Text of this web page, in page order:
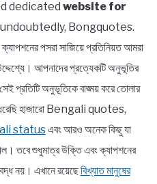
dedicated website for
Bongquotes.
পসরা সাজিয়ে প্রতিনিয়ত আমরা
আপনাদের প্রত্যেকটি অনুভূতির
প্রতিটি অনুভূতিকে বাঙ্ময় করে তোলার
হাজারো Bengali quotes,
statusএবং আরও অনেক কিছু যা
তবে শুধুমাত্র উক্তি এবং ক্যাপশনের
নয়। এখানে রয়েছেবিখ্যাত মানুষের